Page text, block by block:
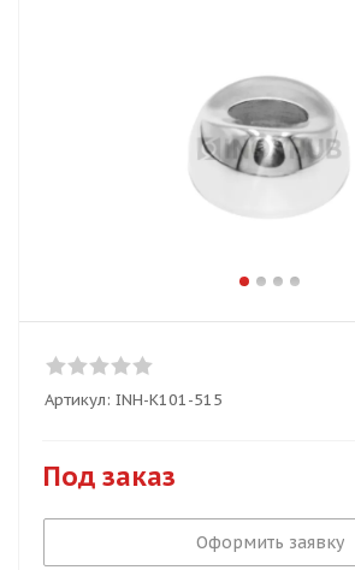
Артикул: INH-K101-515
Под заказ
Оформить заявку